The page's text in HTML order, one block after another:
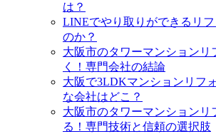
は？
LINEでやり取りができるリ
のか？
大阪市のタワーマンションリ
く！専門会社の結論
大阪で3LDKマンションリフ
な会社はどこ？
大阪市のタワーマンションリ
る！専門技術と信頼の選択肢